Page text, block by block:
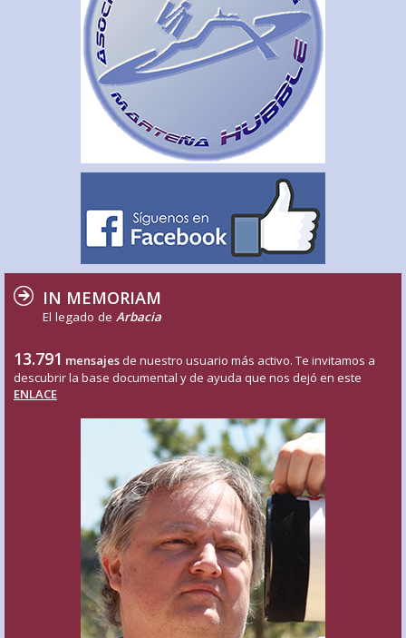
IN MEMORIAM
El legado de Arbacia
13.791 mensajes de nuestro usuario más activo. Te invitamos a
descubrir la base documental y de ayuda que nos dejó en este
ENLACE